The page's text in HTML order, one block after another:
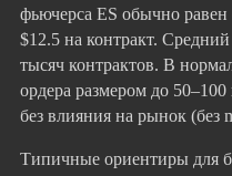
фьючерса ES обычно равен
$12.5 на контракт.
тысяч контрактов. В
ордера размером до
без влияния на рынок (без
Типичные ориентиры для